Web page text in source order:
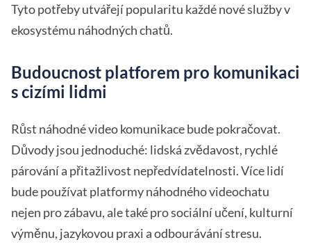
Tyto potřeby utvářejí popularitu každé nové služby v
ekosystému náhodných chatů.
Budoucnost platforem pro komunikaci
s cizími lidmi
Růst náhodné video komunikace bude pokračovat.
Důvody jsou jednoduché: lidská zvědavost, rychlé
párování a přitažlivost nepředvídatelnosti. Více lidí
bude používat platformy náhodného videochatu
nejen pro zábavu, ale také pro sociální učení, kulturní
výměnu, jazykovou praxi a odbourávání stresu.